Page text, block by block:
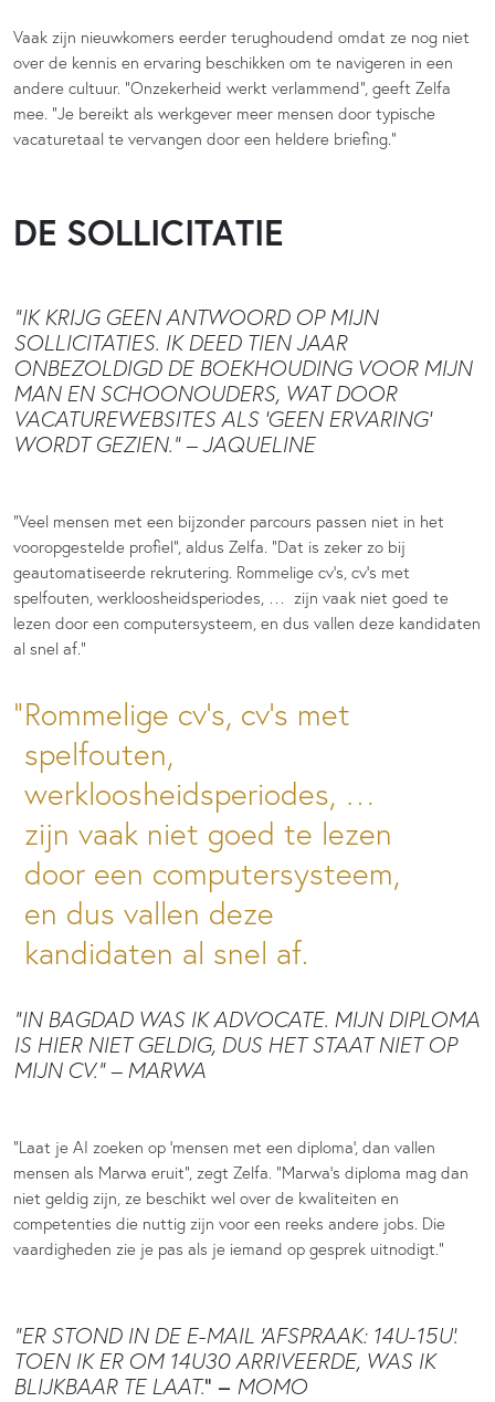
Vaak zijn nieuwkomers eerder terughoudend omdat ze nog niet
over de kennis en ervaring beschikken om te navigeren in een
andere cultuur. “Onzekerheid werkt verlammend”, geeft Zelfa
mee. “Je bereikt als werkgever meer mensen door typische
vacaturetaal te vervangen door een heldere briefing.”
DE SOLLICITATIE
“IK KRIJG GEEN ANTWOORD OP MIJN
SOLLICITATIES. IK DEED TIEN JAAR
ONBEZOLDIGD DE BOEKHOUDING VOOR MIJN
MAN EN SCHOONOUDERS, WAT DOOR
VACATUREWEBSITES ALS ‘GEEN ERVARING’
WORDT GEZIEN.” – JAQUELINE
“Veel mensen met een bijzonder parcours passen niet in het
vooropgestelde profiel”, aldus Zelfa. “Dat is zeker zo bij
geautomatiseerde rekrutering. Rommelige cv’s, cv’s met
spelfouten, werkloosheidsperiodes, … zijn vaak niet goed te
lezen door een computersysteem, en dus vallen deze kandidaten
al snel af.”
Rommelige cv’s, cv’s met
spelfouten,
werkloosheidsperiodes, …
zijn vaak niet goed te lezen
door een computersysteem,
en dus vallen deze
kandidaten al snel af.
“IN BAGDAD WAS IK ADVOCATE. MIJN DIPLOMA
IS HIER NIET GELDIG, DUS HET STAAT NIET OP
MIJN CV.” – MARWA
“Laat je AI zoeken op ‘mensen met een diploma’, dan vallen
mensen als Marwa eruit”, zegt Zelfa. “Marwa’s diploma mag dan
niet geldig zijn, ze beschikt wel over de kwaliteiten en
competenties die nuttig zijn voor een reeks andere jobs. Die
vaardigheden zie je pas als je iemand op gesprek uitnodigt.”
“ER STOND IN DE E-MAIL ‘AFSPRAAK: 14U-15U’.
TOEN IK ER OM 14U30 ARRIVEERDE, WAS IK
BLIJKBAAR TE LAAT.” – MOMO